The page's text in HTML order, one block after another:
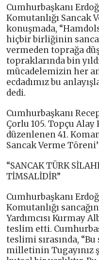
Cumhurbaşkanı
Komutanlığı Sancak
konuşmada,
hiçbir birliğinin
vermeden toprağa
topraklarında bin
mücadelemizin her
ecdadımız bu
dedi.
Cumhurbaşkanı
Çorlu 105. Topçu Alay
düzenlenen 41.
Sancak Verme
“SANCAK TÜRK
TİMSALİDİR”
Cumhurbaşkanı
Komutanlığı
Yardımcısı Kurmay
teslim etti.
teslimi sırasında,
milletinin Tugayınız